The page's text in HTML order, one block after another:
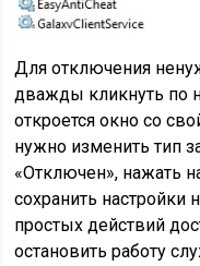
Для отключения
дважды кликнуть по
откроется окно со
нужно изменить тип
«Отключен», нажать
сохранить настройки
простых действий
остановить работу